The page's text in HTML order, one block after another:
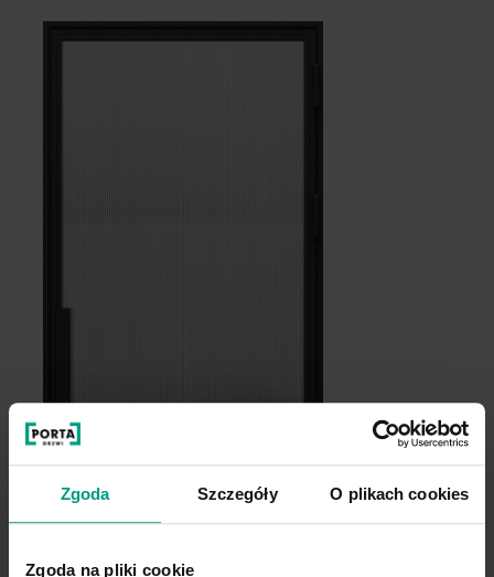
Zgoda Szczegóły O plikach cookies
Zgoda na pliki cookie